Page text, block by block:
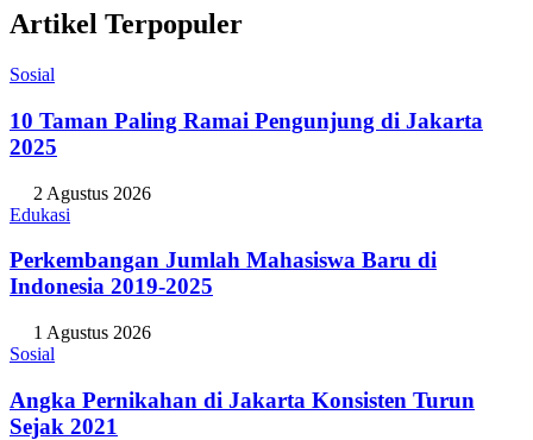
Artikel Terpopuler
Sosial
10 Taman Paling Ramai Pengunjung di Jakarta
2025
2 Agustus 2026
Edukasi
Perkembangan Jumlah Mahasiswa Baru di
Indonesia 2019-2025
1 Agustus 2026
Sosial
Angka Pernikahan di Jakarta Konsisten Turun
Sejak 2021